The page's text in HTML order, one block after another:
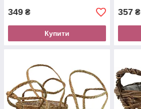
349 ₴
Купити
357 ₴